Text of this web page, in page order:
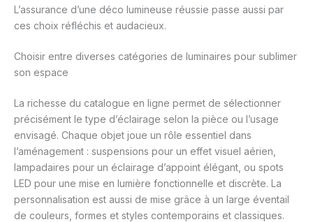
L’assurance d’une déco lumineuse réussie passe aussi par
ces choix réfléchis et audacieux.
Choisir entre diverses catégories de luminaires pour sublimer
son espace
La richesse du catalogue en ligne permet de sélectionner
précisément le type d’éclairage selon la pièce ou l’usage
envisagé. Chaque objet joue un rôle essentiel dans
l’aménagement : suspensions pour un effet visuel aérien,
lampadaires pour un éclairage d’appoint élégant, ou spots
LED pour une mise en lumière fonctionnelle et discrète. La
personnalisation est aussi de mise grâce à un large éventail
de couleurs, formes et styles contemporains et classiques.